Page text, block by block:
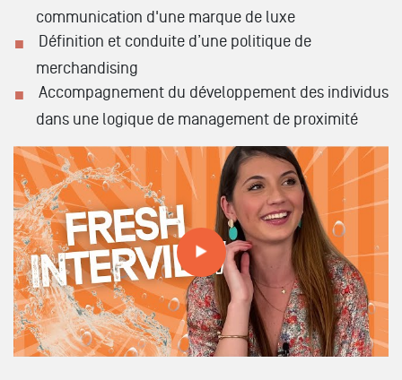
communication d'une marque de luxe
Définition et conduite d’une politique de
merchandising
Accompagnement du développement des individus
dans une logique de management de proximité
Fresh Interview - Léna